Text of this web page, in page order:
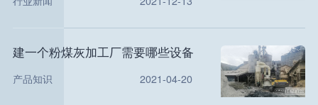
建一个粉煤灰加工厂需要哪些设备
产品知识 2021-04-20